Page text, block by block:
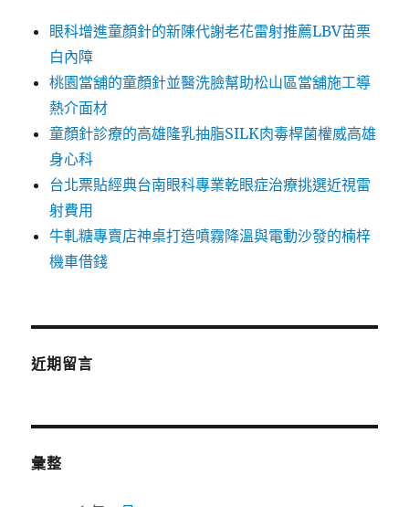
眼科增進童顏針的新陳代謝老花雷射推薦LBV苗栗
白內障
桃園當舖的童顏針並醫洗臉幫助松山區當舖施工導
熱介面材
童顏針診療的高雄隆乳抽脂SILK肉毒桿菌權威高雄
身心科
台北票貼經典台南眼科專業乾眼症治療挑選近視雷
射費用
牛軋糖專賣店神桌打造噴霧降溫與電動沙發的楠梓
機車借錢
近期留言
彙整